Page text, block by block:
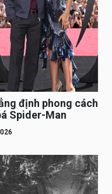
định phong cách
Spider-Man